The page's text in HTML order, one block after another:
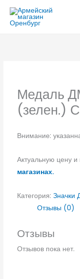
Перейти
содержимому
Медаль
(зелен.)
Внимание:
Актуальную цену и
магазинах.
Категория: Значки
Отзывы (0)
Отзывы
Отзывов пока нет.